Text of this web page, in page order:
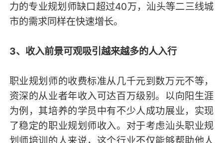
力的专业规划师缺口超过40万，汕头等二三线城
市的需求同样在快速增长。
3、收入前景可观吸引越来越多的人入行
职业规划师的收费标准从几千元到数万元不等，
资深的从业者年收入可达百万级别。以向阳生涯
为例，其培养的学员中有不少人成功展业，实现
了稳定的职业规划师收入。对于考虑汕头职业规
划师培训的人来说，这个行业不仅能够帮助他人